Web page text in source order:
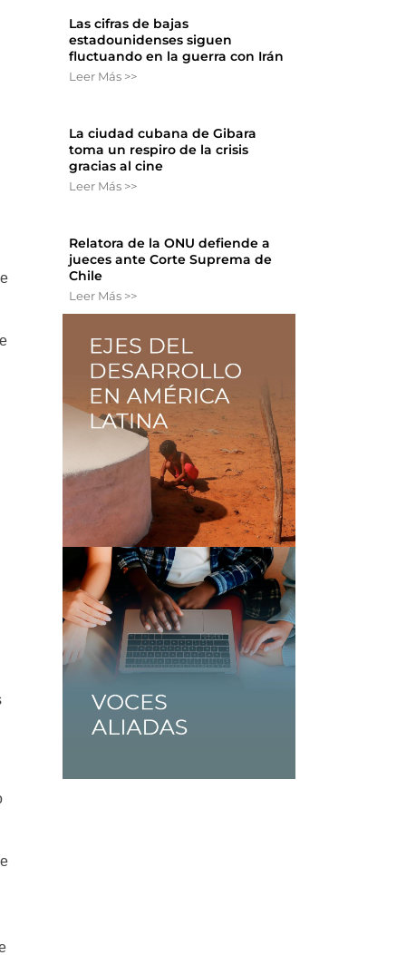
Las cifras de bajas
estadounidenses siguen
fluctuando en la guerra con Irán
Leer Más >>
La ciudad cubana de Gibara
toma un respiro de la crisis
gracias al cine
Leer Más >>
Relatora de la ONU defiende a
jueces ante Corte Suprema de
Chile
Leer Más >>